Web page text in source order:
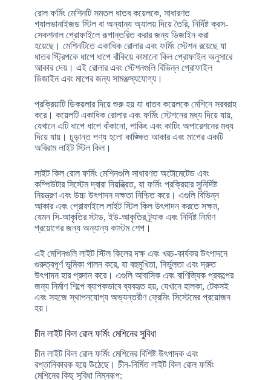
রোল ফর্মিং মেশিনটি সমতল ধাতব কয়েলকে, সাধারণত
গ্যালভানাইজড স্টিল বা অন্যান্য অ্যালয় দিয়ে তৈরি, নির্দিষ্ট ক্রস-
সেকশনাল প্রোফাইলে রূপান্তরিত করার জন্য ডিজাইন করা
হয়েছে। মেশিনটিতে একাধিক রোলার এবং ফর্মিং স্টেশন রয়েছে যা
ধাতব স্ট্রিপকে ধাপে ধাপে বাঁকিয়ে কামানো কিল প্রোফাইল অনুসারে
আকার দেয়। এই রোলার এবং স্টেশনগুলি বিভিন্ন প্রোফাইল
ডিজাইন এবং মাপের জন্য সামঞ্জস্যযোগ্য।
প্রক্রিয়াটি ডিকয়লার দিয়ে শুরু হয় যা ধাতব কয়েলকে মেশিনে সরবরাহ
করে। কয়েলটি একাধিক রোলার এবং ফর্মিং স্টেশনের মধ্য দিয়ে যায়,
যেখানে এটি ধাপে ধাপে বাঁকানো, পাঞ্চিং এবং কাটিং অপারেশনের মধ্য
দিয়ে যায়। চূড়ান্ত পণ্য হলো কাঙ্ক্ষিত আকার এবং মাপের একটি
অবিরাম লাইট স্টিল কিল।
লাইট কিল রোল ফর্মিং মেশিনগুলি সাধারণত অটোমেটেড এবং
কম্পিউটার সিস্টেম দ্বারা নিয়ন্ত্রিত, যা ফর্মিং প্রক্রিয়ার সুনির্দিষ্ট
নিয়ন্ত্রণ এবং উচ্চ উৎপাদন দক্ষতা নিশ্চিত করে। এগুলি বিভিন্ন
আকার এবং প্রোফাইলে লাইট স্টিল কিল উৎপাদন করতে সক্ষম,
যেমন সি-আকৃতির স্টাড, ইউ-আকৃতির ট্র্যাক এবং নির্দিষ্ট নির্মাণ
প্রয়োগের জন্য অন্যান্য কাস্টম শেপ।
এই মেশিনগুলি লাইট স্টিল কিলের দক্ষ এবং খরচ-কার্যকর উৎপাদনে
গুরুত্বপূর্ণ ভূমিকা পালন করে, যা বহুমুখিতা, নির্ভুলতা এবং দ্রুত
উৎপাদন হার প্রদান করে। এগুলি আবাসিক এবং বাণিজ্যিক প্রকল্পের
জন্য নির্মাণ শিল্পে ব্যাপকভাবে ব্যবহৃত হয়, যেখানে হালকা, টেকসই
এবং সহজে স্থাপনযোগ্য অভ্যন্তরীণ ফ্রেমিং সিস্টেমের প্রয়োজন
হয়।
চীন লাইট কিল রোল ফর্মিং মেশিনের সুবিধা
চীন লাইট কিল রোল ফর্মিং মেশিনের বিশিষ্ট উৎপাদক এবং
রপ্তানিকারক হয়ে উঠেছে। চীন-নির্মিত লাইট কিল রোল ফর্মিং
মেশিনের কিছু সুবিধা নিম্নরূপ: